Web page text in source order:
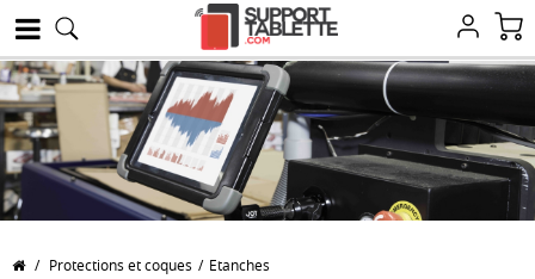
/ Protections et coques / Etanches